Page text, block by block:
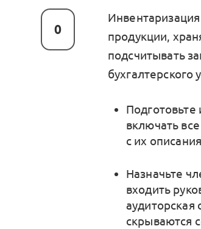
0
продукции,
подсчитывать
бухгалтерского
включать
с их
Назначьте
входить
аудиторская
скрываются